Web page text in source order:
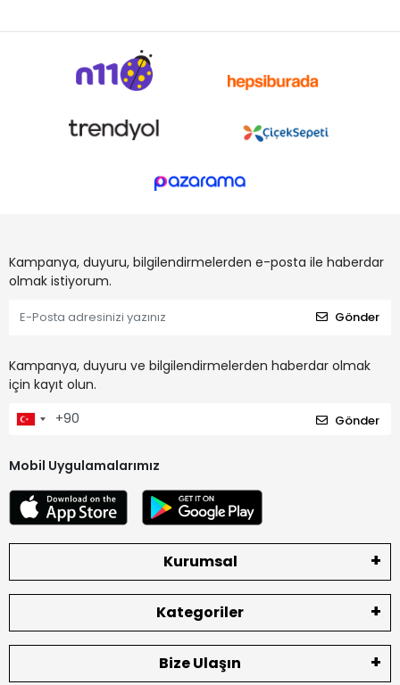
Kampanya, duyuru, bilgilendirmelerden e-posta ile haberdar
olmak istiyorum.
Gönder
Kampanya, duyuru ve bilgilendirmelerden haberdar olmak
için kayıt olun.
Gönder
Mobil Uygulamalarımız
Kurumsal
Kategoriler
Bize Ulaşın